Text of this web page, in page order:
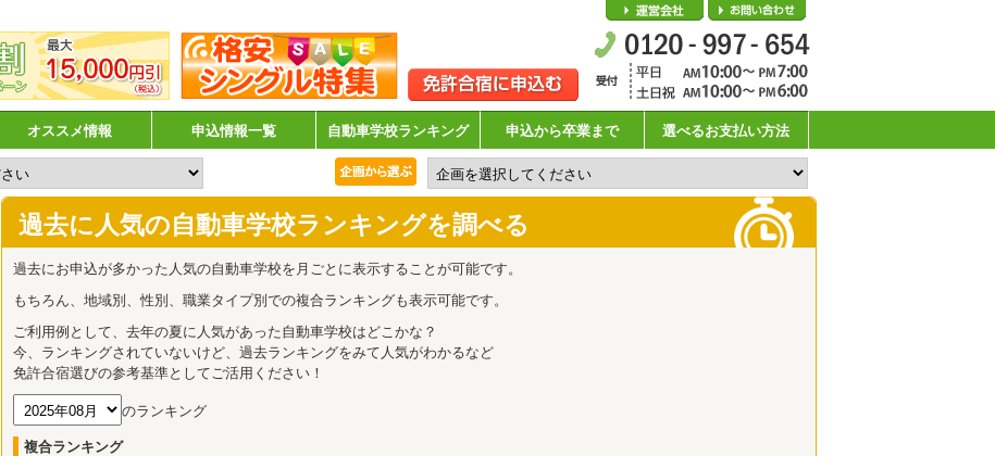
会社概要
オススメ情報 申込情報一覧 自動車学校ランキング 申込から卒業まで 選べるお支払い方法
過去に人気の自動車学校ランキングを調べる
過去にお申込が多かった人気の自動車学校を月ごとに表示することが可能です。
もちろん、地域別、性別、職業タイプ別での複合ランキングも表示可能です。
ご利用例として、去年の夏に人気があった自動車学校はどこかな？
今、ランキングされていないけど、過去ランキングをみて人気がわかるなど
免許合宿選びの参考基準としてご活用ください！
のランキング
複合ランキング